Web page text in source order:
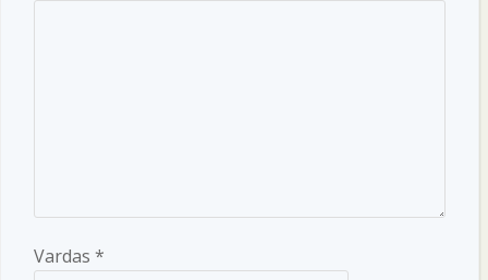
Vardas *